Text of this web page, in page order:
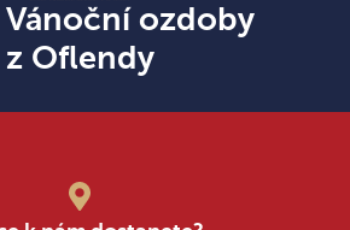
Vánoční ozdoby
z Oflendy